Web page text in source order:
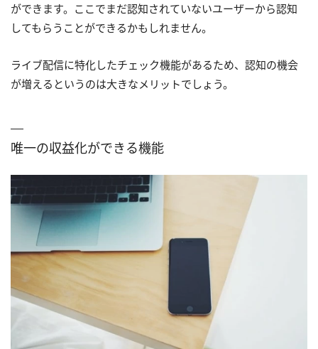
ができます。ここでまだ認知されていないユーザーから認知
してもらうことができるかもしれません。
ライブ配信に特化したチェック機能があるため、認知の機会
が増えるというのは大きなメリットでしょう。
唯一の収益化ができる機能